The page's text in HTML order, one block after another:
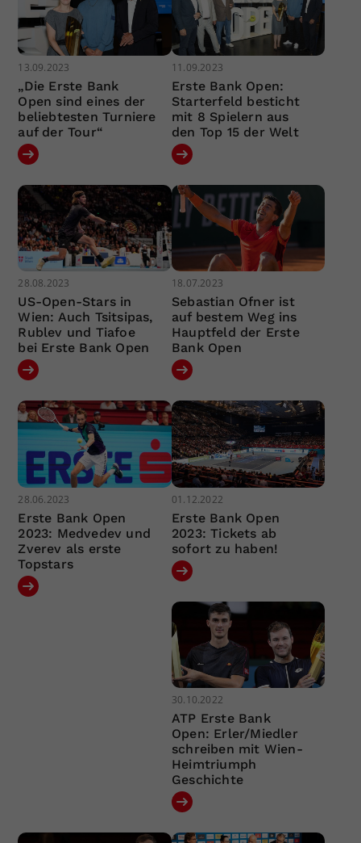
13.09.2023
„Die Erste Bank
Open sind eines der
beliebtesten Turniere
auf der Tour“
11.09.2023
Erste Bank Open:
Starterfeld besticht
mit 8 Spielern aus
den Top 15 der Welt
28.08.2023
US-Open-Stars in
Wien: Auch Tsitsipas,
Rublev und Tiafoe
bei Erste Bank Open
18.07.2023
Sebastian Ofner ist
auf bestem Weg ins
Hauptfeld der Erste
Bank Open
28.06.2023
Erste Bank Open
2023: Medvedev und
Zverev als erste
Topstars
01.12.2022
Erste Bank Open
2023: Tickets ab
sofort zu haben!
30.10.2022
ATP Erste Bank
Open: Erler/Miedler
schreiben mit Wien-
Heimtriumph
Geschichte